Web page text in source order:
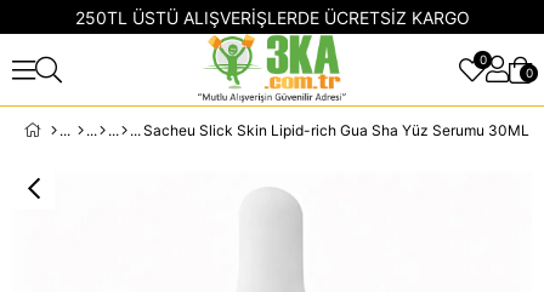
250TL ÜSTÜ ALIŞVERİŞLERDE ÜCRETSİZ KARGO
0
0
Sacheu Slick Skin Lipid-rich Gua Sha Yüz Serumu 30ML